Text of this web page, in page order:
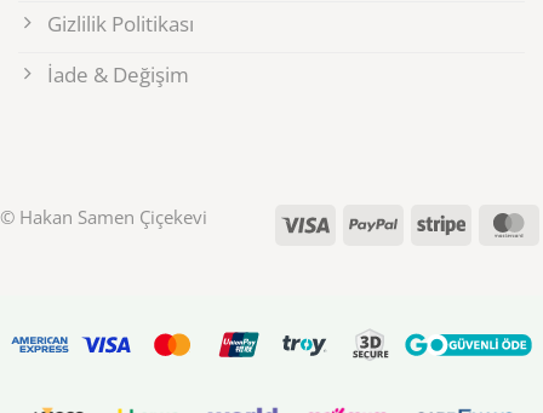
Gizlilik Politikası
İade & Değişim
© Hakan Samen Çiçekevi Visa PayPal Stripe